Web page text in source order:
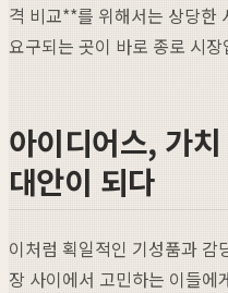
격 비교**를 위해서는 상당한
요구되는 곳이 바로 종로 시
아이디어스, 가
대안이 되다
이처럼 획일적인 기성품과 감
장 사이에서 고민하는 이들에